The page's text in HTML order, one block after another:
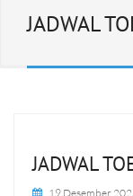
JADWAL
JADWAL
19 Desember